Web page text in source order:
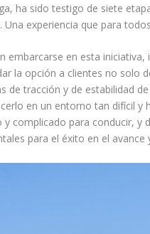
ha sido testigo de siete
experiencia que para
embarcarse en esta
la opción a clientes no solo
de tracción y de estabilidad
en un entorno tan difícil
complicado para conducir, y
para el éxito en el avance